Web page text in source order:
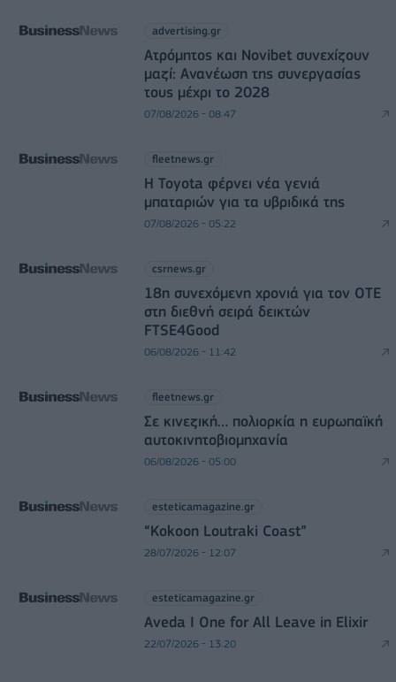
advertising.gr
Ατρόμητος και Novibet συνεχίζουν
μαζί: Ανανέωση της συνεργασίας
τους μέχρι το 2028
07/08/2026 - 08:47
fleetnews.gr
Η Toyota φέρνει νέα γενιά
μπαταριών για τα υβριδικά της
07/08/2026 - 05:22
csrnews.gr
18η συνεχόμενη χρονιά για τον ΟΤΕ
στη διεθνή σειρά δεικτών
FTSE4Good
06/08/2026 - 11:42
fleetnews.gr
Σε κινεζική… πολιορκία η ευρωπαϊκή
αυτοκινητοβιομηχανία
06/08/2026 - 05:00
esteticamagazine.gr
“Kokoon Loutraki Coast”
28/07/2026 - 12:07
esteticamagazine.gr
Aveda I One for All Leave in Elixir
22/07/2026 - 13:20